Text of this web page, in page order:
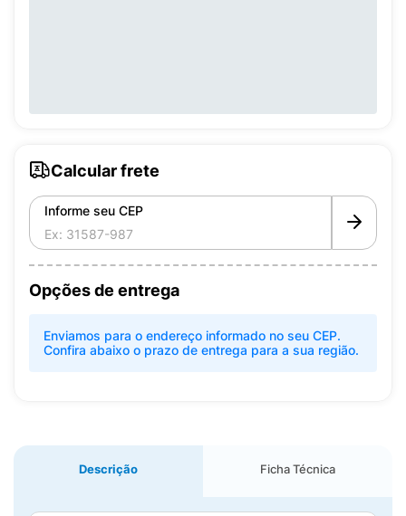
Calcular frete
Informe seu CEP
Opções de entrega
Enviamos para o endereço informado no seu CEP.
Confira abaixo o prazo de entrega para a sua região.
Descrição Ficha Técnica